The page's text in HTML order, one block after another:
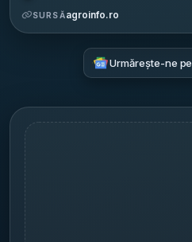
SURSĂagroinfo.ro
Urmărește-ne pe